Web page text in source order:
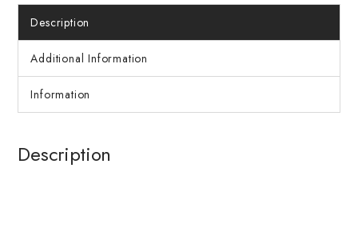
Description
Additional Information
Information
Description